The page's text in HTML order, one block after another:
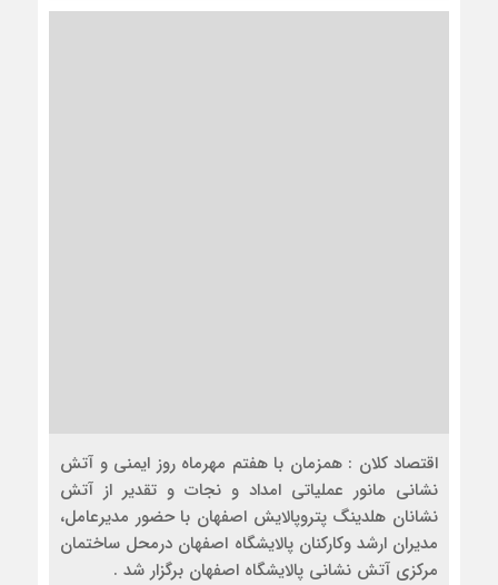
اقتصاد کلان : همزمان با هفتم مهرماه روز ایمنی و آتش
نشانی مانور عملیاتی امداد و نجات و تقدیر از آتش
نشانان هلدینگ پتروپالایش اصفهان با حضور مدیرعامل،
مدیران ارشد وکارکنان پالایشگاه اصفهان درمحل ساختمان
مرکزی آتش نشانی پالایشگاه اصفهان برگزار شد .